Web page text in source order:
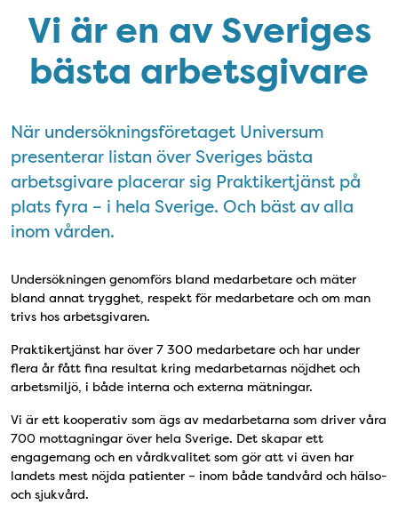
Vi är en av Sveriges
bästa arbetsgivare
När undersökningsföretaget Universum
presenterar listan över Sveriges bästa
arbetsgivare placerar sig Praktikertjänst på
plats fyra – i hela Sverige. Och bäst av alla
inom vården.
Undersökningen genomförs bland medarbetare och mäter
bland annat trygghet, respekt för medarbetare och om man
trivs hos arbetsgivaren.
Praktikertjänst har över 7 300 medarbetare och har under
flera år fått fina resultat kring medarbetarnas nöjdhet och
arbetsmiljö, i både interna och externa mätningar.
Vi är ett kooperativ som ägs av medarbetarna som driver våra
700 mottagningar över hela Sverige. Det skapar ett
engagemang och en vårdkvalitet som gör att vi även har
landets mest nöjda patienter – inom både tandvård och hälso-
och sjukvård.